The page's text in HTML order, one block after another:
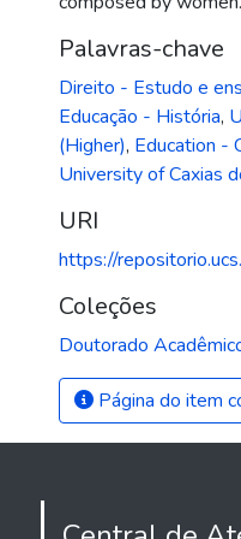
Palavras-chave
Direito - Estudo e
Educação - História,
(Higher), Education -
University of Caxias
URI
https://
Coleções
Doutorado
Página do item